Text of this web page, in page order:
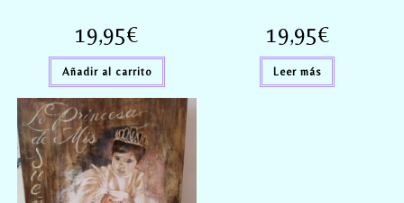
19,95€
Añadir al carrito
19,95€
Leer más